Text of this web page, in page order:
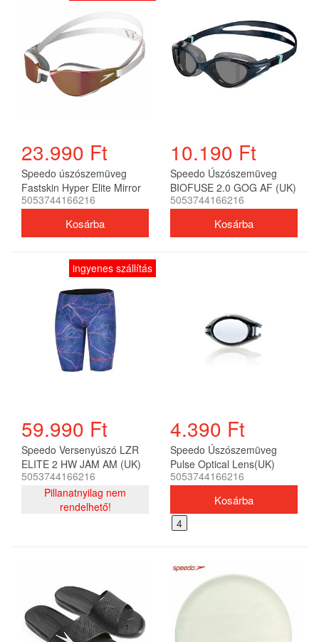
23.990 Ft
Speedo úszószemüveg
Fastskin Hyper Elite Mirror
unisex
5053744166216
10.190 Ft
Speedo Úszószemüveg
BIOFUSE 2.0 GOG AF (UK)
unisex
5053744166216
ingyenes szállítás
59.990 Ft
Speedo Versenyúszó LZR
ELITE 2 HW JAM AM (UK)
férfi
5053744166216
Pillanatnyilag nem
rendelhető!
4.390 Ft
Speedo Úszószemüveg
Pulse Optical Lens(UK)
unisex
5053744166216
4